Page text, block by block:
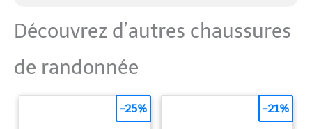
Découvrez d’autres chaussures
de randonnée
-25% -21%